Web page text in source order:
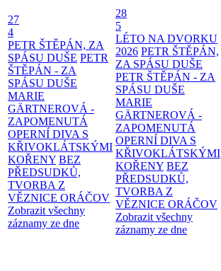
27
4
PETR ŠTĚPÁN, ZA
SPÁSU DUŠE PETR
ŠTĚPÁN - ZA
SPÁSU DUŠE
MARIE
GÄRTNEROVÁ -
ZAPOMENUTÁ
OPERNÍ DIVA S
KŘIVOKLÁTSKÝMI
KOŘENY BEZ
PŘEDSUDKŮ,
TVORBA Z
VĚZNICE ORÁČOV
Zobrazit všechny
záznamy ze dne
28
5
LÉTO NA DVORKU
2026 PETR ŠTĚPÁN,
ZA SPÁSU DUŠE
PETR ŠTĚPÁN - ZA
SPÁSU DUŠE
MARIE
GÄRTNEROVÁ -
ZAPOMENUTÁ
OPERNÍ DIVA S
KŘIVOKLÁTSKÝMI
KOŘENY BEZ
PŘEDSUDKŮ,
TVORBA Z
VĚZNICE ORÁČOV
Zobrazit všechny
záznamy ze dne